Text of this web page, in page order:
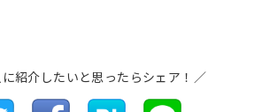
紹介したいと思ったらシェア！／